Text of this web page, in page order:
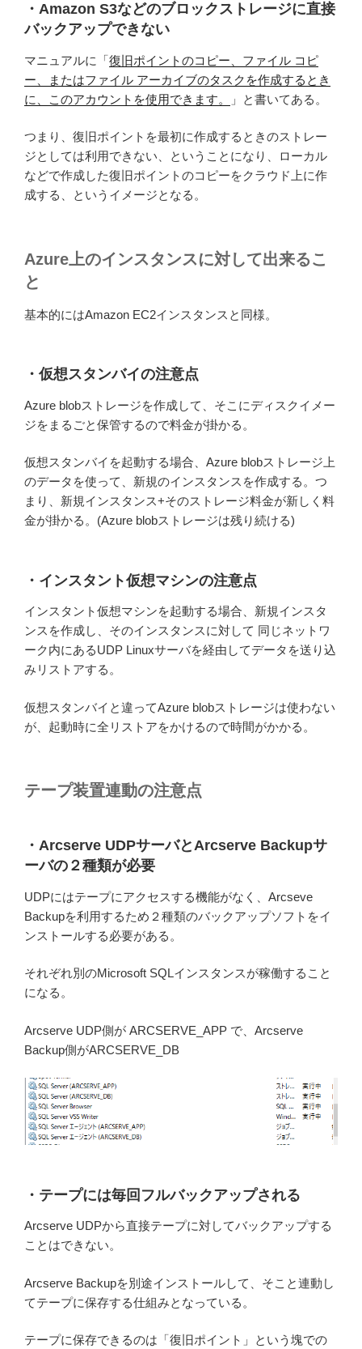
・Amazon S3などのブロックストレージに直接
バックアップできない
マニュアルに「復旧ポイントのコピー、ファイル コピ
ー、またはファイル アーカイブのタスクを作成するとき
に、このアカウントを使用できます。
」と書いてある。
つまり、復旧ポイントを最初に作成するときのストレー
ジとしては利用できない、ということになり、ローカル
などで作成した復旧ポイントのコピーをクラウド上に作
成する、というイメージとなる。
Azure上のインスタンスに対して出来るこ
と
基本的にはAmazon EC2インスタンスと同様。
・仮想スタンバイの注意点
Azure blobストレージを作成して、そこにディスクイメー
ジをまるごと保管するので料金が掛かる。
仮想スタンバイを起動する場合、Azure blobストレージ上
のデータを使って、新規のインスタンスを作成する。つ
まり、新規インスタンス+そのストレージ料金が新しく料
金が掛かる。(Azure blobストレージは残り続ける)
・インスタント仮想マシンの注意点
インスタント仮想マシンを起動する場合、新規インスタ
ンスを作成し、そのインスタンスに対して 同じネットワ
ーク内にあるUDP Linuxサーバを経由してデータを送り込
みリストアする。
仮想スタンバイと違ってAzure blobストレージは使わない
が、起動時に全リストアをかけるので時間がかかる。
テープ装置連動の注意点
・Arcserve UDPサーバとArcserve Backupサ
ーバの２種類が必要
UDPにはテープにアクセスする機能がなく、Arcseve
Backupを利用するため２種類のバックアップソフトをイ
ンストールする必要がある。
それぞれ別のMicrosoft SQLインスタンスが稼働すること
になる。
Arcserve UDP側が ARCSERVE_APP で、Arcserve
Backup側がARCSERVE_DB
・テープには毎回フルバックアップされる
Arcserve UDPから直接テープに対してバックアップする
ことはできない。
Arcserve Backupを別途インストールして、そこと連動し
てテープに保存する仕組みとなっている。
テープに保存できるのは「復旧ポイント」という塊での